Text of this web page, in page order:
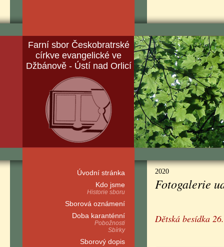
Farní sbor Českobratrské
církve evangelické ve
Džbánově - Ústí nad Orlicí
Úvodní stránka
Kdo jsme
Historie sboru
Sborová oznámení
Doba karanténní
Pobožnosti
Sbírky
Sborový dopis
2020
Fotogalerie
Dětská besídka